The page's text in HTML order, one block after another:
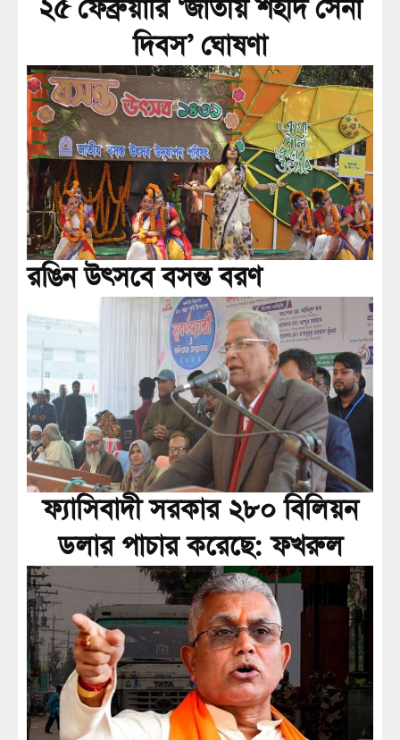
২৫ ফেব্রুয়ারি ‘জাতীয় শহীদ সেনা
দিবস’ ঘোষণা
রঙিন উৎসবে বসন্ত বরণ
ফ্যাসিবাদী সরকার ২৮০ বিলিয়ন
ডলার পাচার করেছে: ফখরুল